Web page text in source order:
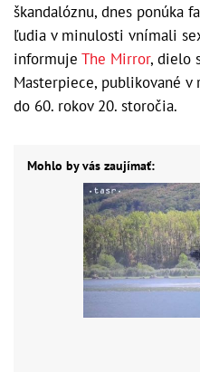
škandalóznu, dnes ponúka
ľudia v minulosti vnímali
informuje The Mirror, dielo
Masterpiece, publikované v
do 60. rokov 20. storočia.
Mohlo by vás zaujímať: